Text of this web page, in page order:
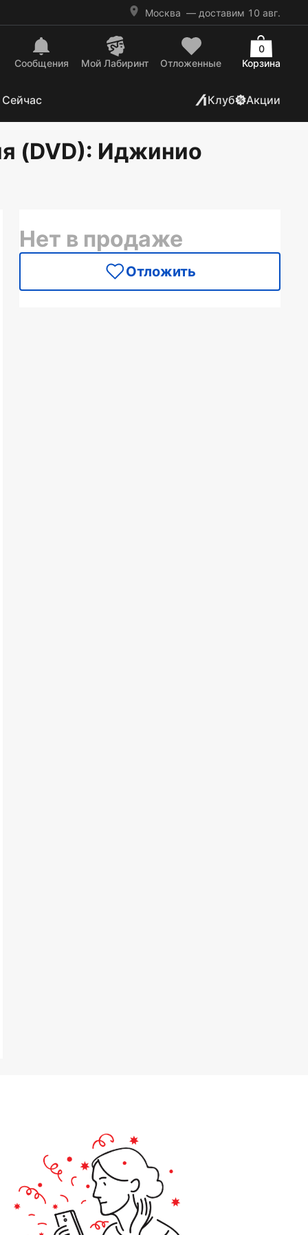
Москва — доставим 10 авг.
Сообщения Mой Лабиринт Отложенные Корзина
0
Клуб Акции
(DVD): Иджинио
Нет в продаже
Отложить